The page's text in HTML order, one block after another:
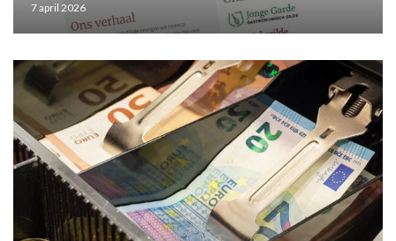
7 april 2026